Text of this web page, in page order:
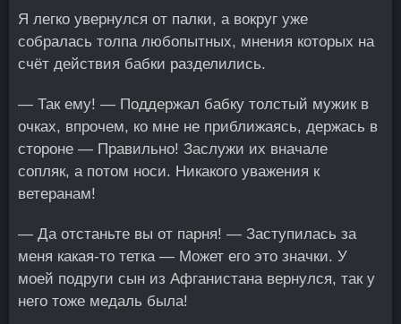
Я легко увернулся от палки, а вокруг уже
собралась толпа любопытных, мнения которых на
счёт действия бабки разделились.
— Так ему! — Поддержал бабку толстый мужик в
очках, впрочем, ко мне не приближаясь, держась в
стороне — Правильно! Заслужи их вначале
сопляк, а потом носи. Никакого уважения к
ветеранам!
— Да отстаньте вы от парня! — Заступилась за
меня какая-то тетка — Может его это значки. У
моей подруги сын из Афганистана вернулся, так у
него тоже медаль была!